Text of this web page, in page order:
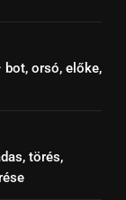
orsó, előke,
törés,